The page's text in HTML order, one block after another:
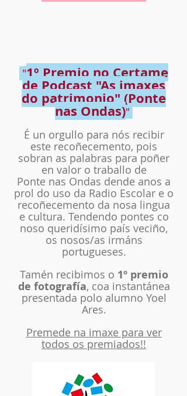
"1º Premio no Certame
de Podcast "As imaxes
do patrimonio" (Ponte
nas Ondas)"
É un orgullo para nós recibir
este recoñecemento, pois
sobran as palabras para poñer
en valor o traballo de
Ponte nas Ondas dende anos a
prol do uso da Radio Escolar e o
recoñecemento da nosa lingua
e cultura. Tendendo pontes co
noso queridísimo país veciño,
os nosos/as irmáns
portugueses.
Tamén recibimos o 1º premio
de fotografía, coa instantánea
presentada polo alumno Yoel
Ares.
Premede na imaxe para ver
todos os premiados!!